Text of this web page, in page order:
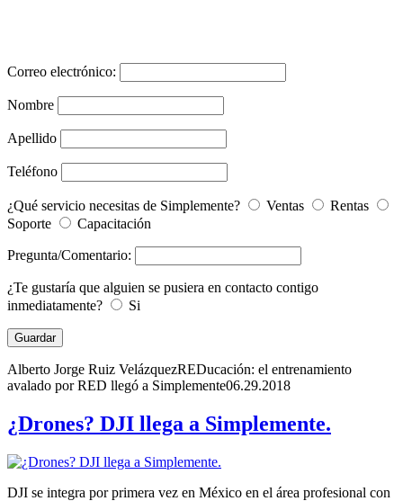
Correo electrónico:
Nombre
Apellido
Teléfono
¿Qué servicio necesitas de Simplemente? Ventas
Rentas
Soporte
Capacitación
Pregunta/Comentario:
¿Te gustaría que alguien se pusiera en contacto contigo
inmediatamente?
Si
Alberto Jorge Ruiz VelázquezREDucación: el entrenamiento
avalado por RED llegó a Simplemente06.29.2018
¿Drones? DJI llega a Simplemente.
DJI se integra por primera vez en México en el área profesional con